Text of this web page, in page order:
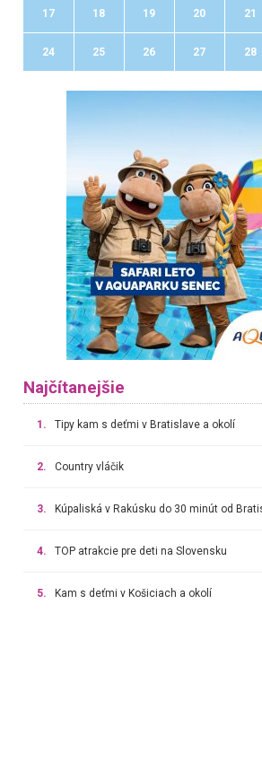
17 18 19 20 21
24 25 26 27 28
Najčítanejšie
1. Tipy kam s deťmi v Bratislave a okolí
2. Country vláčik
3. Kúpaliská v Rakúsku do 30 minút od
4. TOP atrakcie pre deti na Slovensku
5. Kam s deťmi v Košiciach a okolí